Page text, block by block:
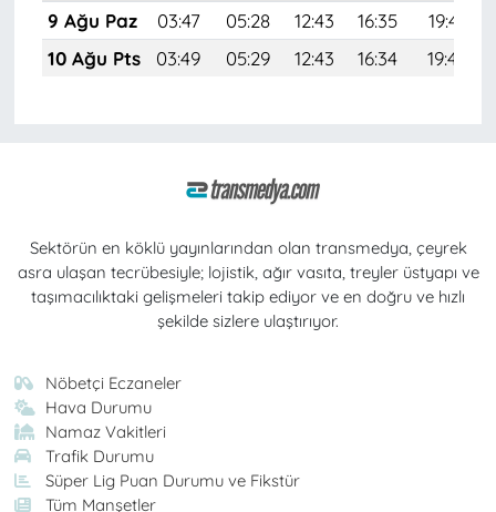
9 Ağu Paz
03:47 05:28 12:43 16:35 19:47
10 Ağu Pts
03:49 05:29 12:43 16:34 19:46
Sektörün en köklü yayınlarından olan transmedya, çeyrek
asra ulaşan tecrübesiyle; lojistik, ağır vasıta, treyler üstyapı ve
taşımacılıktaki gelişmeleri takip ediyor ve en doğru ve hızlı
şekilde sizlere ulaştırıyor.
Nöbetçi Eczaneler
Hava Durumu
Namaz Vakitleri
Trafik Durumu
Süper Lig Puan Durumu ve Fikstür
Tüm Manşetler